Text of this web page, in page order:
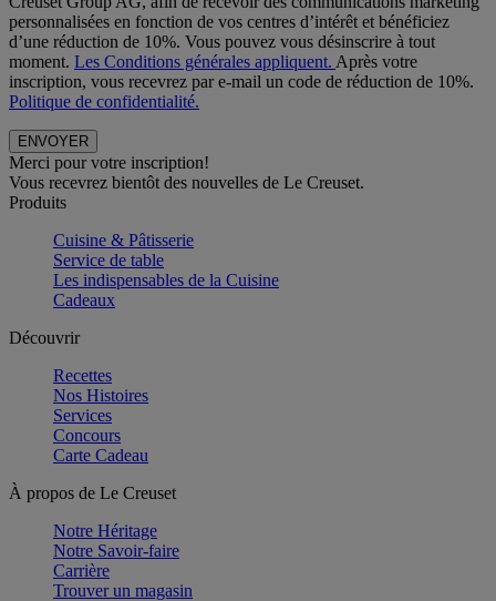
personnalisées en fonction de vos centres d’intérêt et bénéficiez
d’une réduction de 10%. Vous pouvez vous désinscrire à tout
moment. Les Conditions générales appliquent. Après votre
inscription, vous recevrez par e-mail un code de réduction de 10%.
Politique de confidentialité.
Merci pour votre inscription!
Vous recevrez bientôt des nouvelles de Le Creuset.
Produits
Cuisine & Pâtisserie
Service de table
Les indispensables de la Cuisine
Cadeaux
Découvrir
Recettes
Nos Histoires
Services
Concours
Carte Cadeau
À propos de Le Creuset
Notre Héritage
Notre Savoir-faire
Carrière
Trouver un magasin